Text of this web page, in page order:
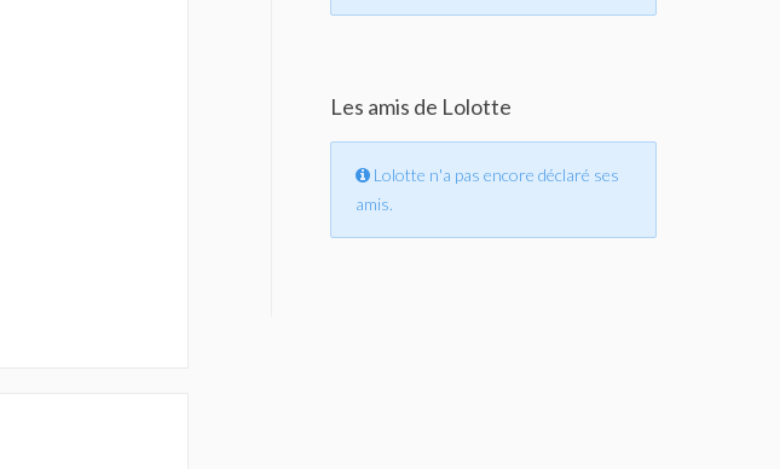
Les amis de Lolotte
Lolotte n'a pas encore déclaré ses
amis.